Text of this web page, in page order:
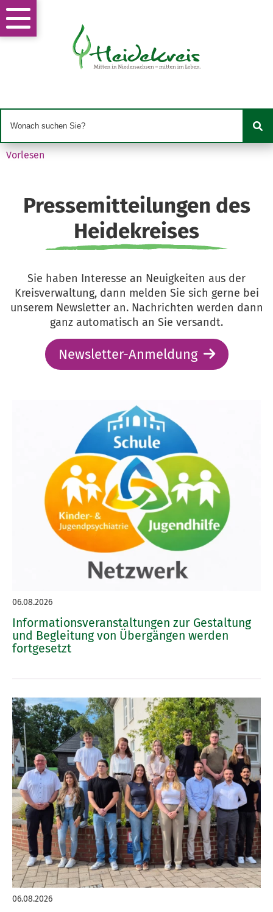
Vorlesen
Pressemitteilungen des
Heidekreises
Sie haben Interesse an Neuigkeiten aus der
Kreisverwaltung, dann melden Sie sich gerne bei
unserem Newsletter an. Nachrichten werden dann
ganz automatisch an Sie versandt.
Newsletter-Anmeldung
06.08.2026
Informationsveranstaltungen zur Gestaltung
und Begleitung von Übergängen werden
fortgesetzt
06.08.2026